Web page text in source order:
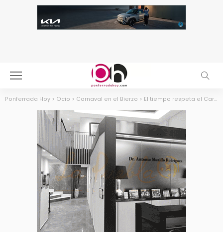
Ponferrada Hoy > Ocio > Carnaval en el Bierzo > El tiempo respeta el Carnaval Infantil de Ponferrada 2024 y los niños acuden puntuales a la cita